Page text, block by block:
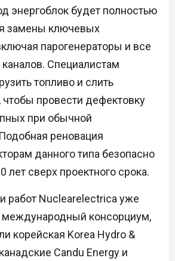
энергоблок будет полностью
замены ключевых
парогенераторы и все
Специалистам
топливо и слить
чтобы провести дефектовку
при обычной
реновация
данного типа безопасно
лет сверх проектного срока.
работ Nuclearelectrica уже
консорциум,
корейская Korea Hydro &
Candu Energy и